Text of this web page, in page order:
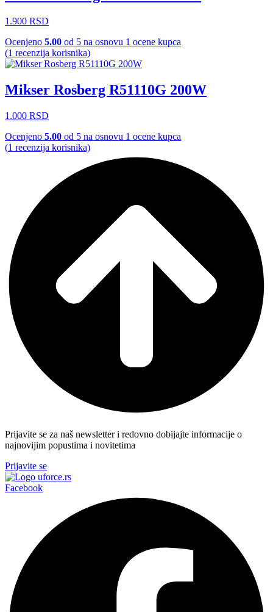
1.900 RSD
Ocenjeno 5.00 od 5 na osnovu 1 ocene kupca
(1 recenzija korisnika)
Mikser Rosberg R51110G 200W
1.000 RSD
Ocenjeno 5.00 od 5 na osnovu 1 ocene kupca
(1 recenzija korisnika)
Prijavite se za naš newsletter i redovno dobijajte informacije o
najnovijim popustima i novitetima
Prijavite se
Facebook